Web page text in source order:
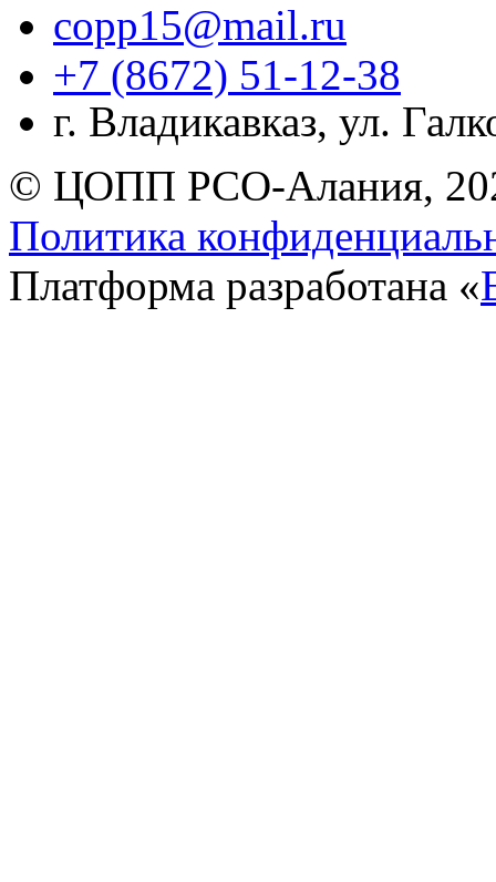
copp15@mail.ru
+7 (8672) 51-12-38
г. Владикавказ, ул.
© ЦОПП РСО-Алания,
Политика
Платформа разработана «